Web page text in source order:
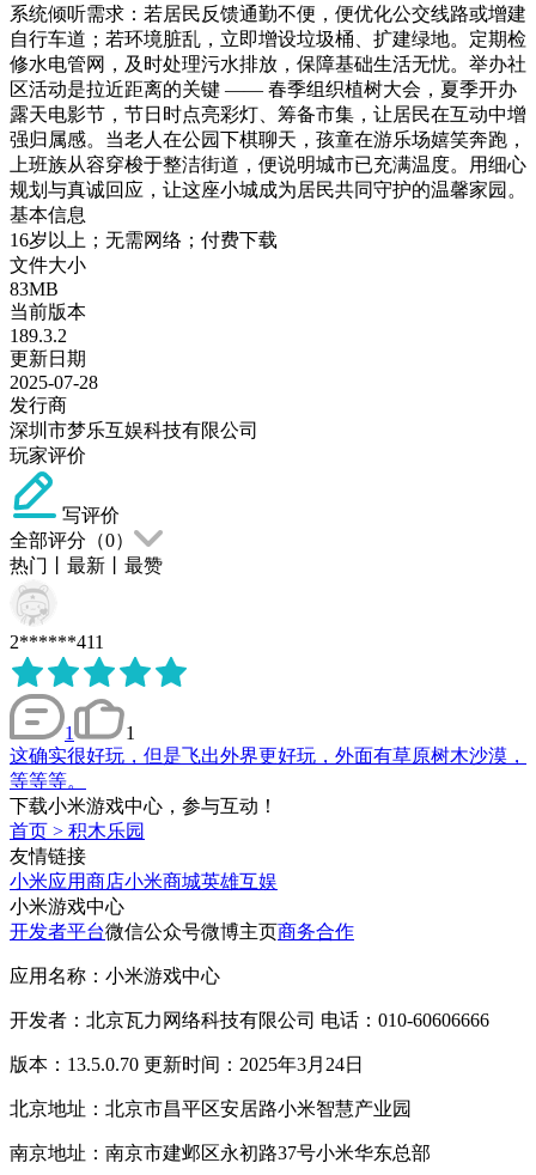
系统倾听需求：若居民反馈通勤不便，便优化公交线路或增建
自行车道；若环境脏乱，立即增设垃圾桶、扩建绿地。定期检
修水电管网，及时处理污水排放，保障基础生活无忧。举办社
区活动是拉近距离的关键 —— 春季组织植树大会，夏季开办
露天电影节，节日时点亮彩灯、筹备市集，让居民在互动中增
强归属感。当老人在公园下棋聊天，孩童在游乐场嬉笑奔跑，
上班族从容穿梭于整洁街道，便说明城市已充满温度。用细心
规划与真诚回应，让这座小城成为居民共同守护的温馨家园。
基本信息
16岁以上；无需网络；付费下载
文件大小
83MB
当前版本
189.3.2
更新日期
2025-07-28
发行商
深圳市梦乐互娱科技有限公司
玩家评价
写评价
全部评分（0）
热门
最新 最赞
2******411
1
1
这确实很好玩，但是飞出外界更好玩，外面有草原树木沙漠，
等等等。
下载小米游戏中心，参与互动！
首页 > 积木乐园
友情链接
小米应用商店小米商城英雄互娱
小米游戏中心
开发者平台微信公众号微博主页商务合作
应用名称：小米游戏中心
开发者：北京瓦力网络科技有限公司 电话：010-60606666
版本：13.5.0.70 更新时间：2025年3月24日
北京地址：北京市昌平区安居路小米智慧产业园
南京地址：南京市建邺区永初路37号小米华东总部